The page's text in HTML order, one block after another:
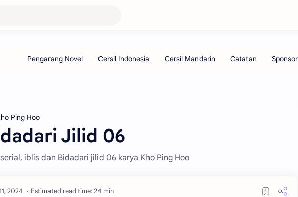
Ping Hoo
Jilid 06
iblis dan Bidadari jilid 06 karya Kho Ping Hoo
Estimated read time: 24 min